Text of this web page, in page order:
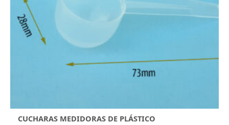
CUCHARAS MEDIDORAS DE PLÁSTICO